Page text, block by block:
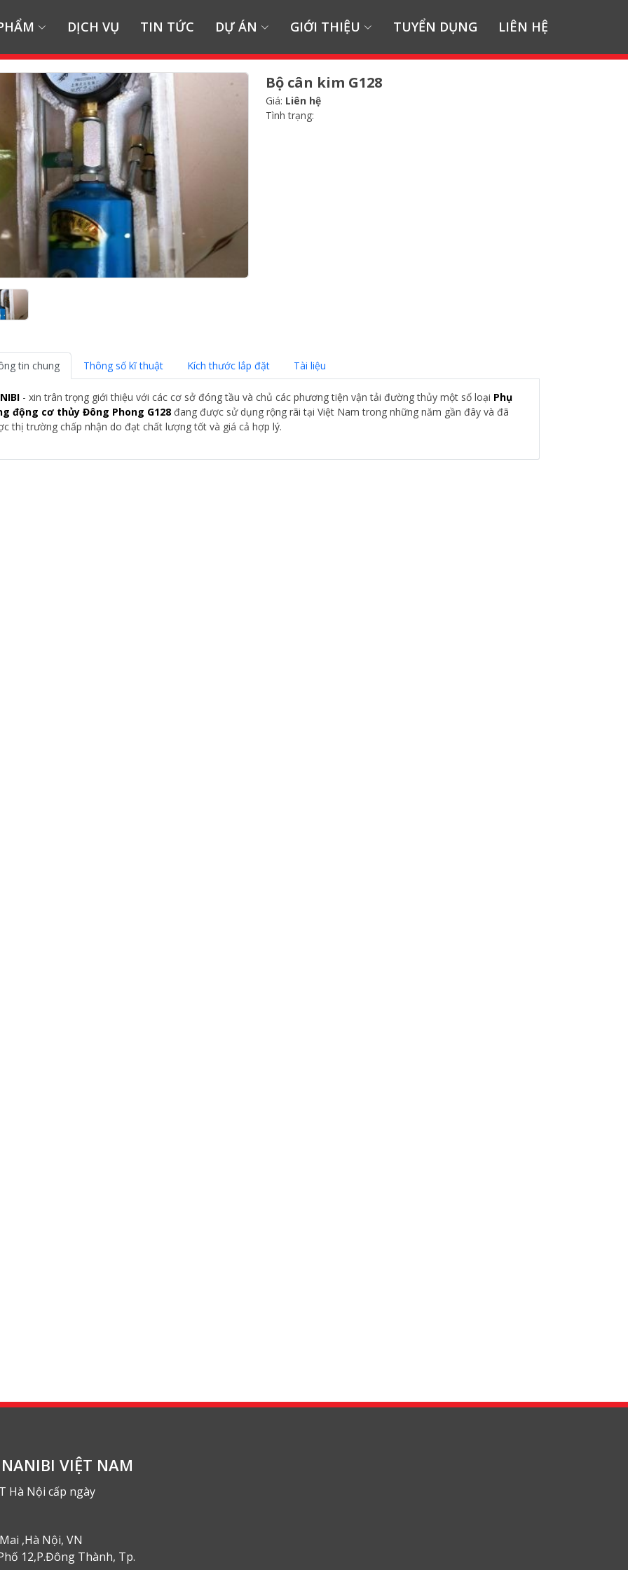
DỊCH VỤ TIN TỨC DỰ ÁN GIỚI THIỆU TUYỂN DỤNG LIÊN HỆ
Bộ cân kim G128
Giá: Liên hệ
Tình trạng:
tin chung Thông số kĩ thuật Kích thước lắp đặt Tài liệu
- xin trân trọng giới thiệu với các cơ sở đóng tầu và chủ các phương tiện vận tải đường thủy một số loại Phụ
động cơ thủy Đông Phong G128 đang được sử dụng rộng rãi tại Việt Nam trong những năm gần đây và đã
thị trường chấp nhận do đạt chất lượng tốt và giá cả hợp lý.
VIỆT NAM
Hà Nội cấp ngày
,Hà Nội, VN
12,P.Đông Thành, Tp.